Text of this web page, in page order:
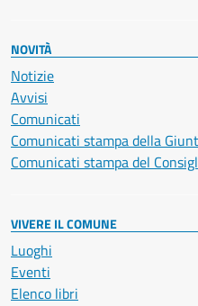
NOVITÀ
Notizie
Avvisi
Comunicati
Comunicati stampa della
Comunicati stampa del
VIVERE IL COMUNE
Luoghi
Eventi
Elenco libri